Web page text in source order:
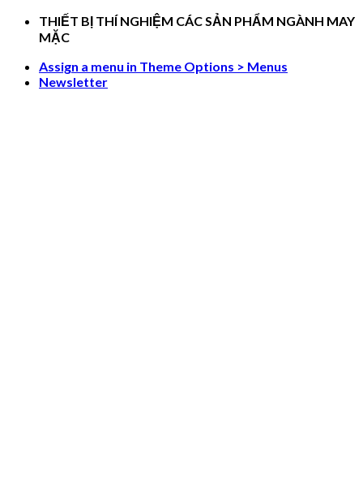
Skip
THIẾT BỊ THÍ NGHIỆM CÁC SẢN PHẨM NGÀNH MAY
MẶC
Assign a menu in Theme Options > Menus
Newsletter